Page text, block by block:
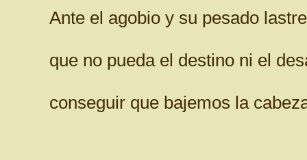
Ante el agobio y su pesado
que no pueda el destino ni el
conseguir que bajemos la